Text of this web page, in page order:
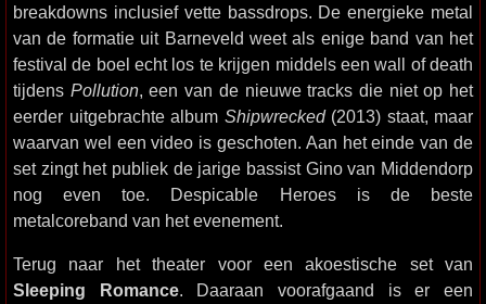
breakdowns inclusief vette bassdrops. De energieke metal
van de formatie uit Barneveld weet als enige band van het
festival de boel echt los te krijgen middels een wall of death
tijdens Pollution, een van de nieuwe tracks die niet op het
eerder uitgebrachte album Shipwrecked(2013) staat, maar
waarvan wel een video is geschoten. Aan het einde van de
set zingt het publiek de jarige bassist Gino van Middendorp
nog even toe. Despicable Heroes is de beste
metalcoreband van het evenement.
Terug naar het theater voor een akoestische set van
Sleeping Romance. Daaraan voorafgaand is er een